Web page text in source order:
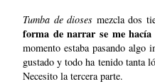
Tumba de dioses mezcla dos
forma de narrar se me
momento estaba pasando
gustado y todo ha tenido tanta
Necesito la tercera parte.